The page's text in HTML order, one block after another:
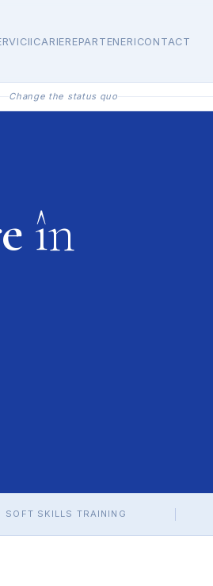
CARIEREPARTENERI CONTACT
Change the status quo
în
SOFT SKILLS TRAINING